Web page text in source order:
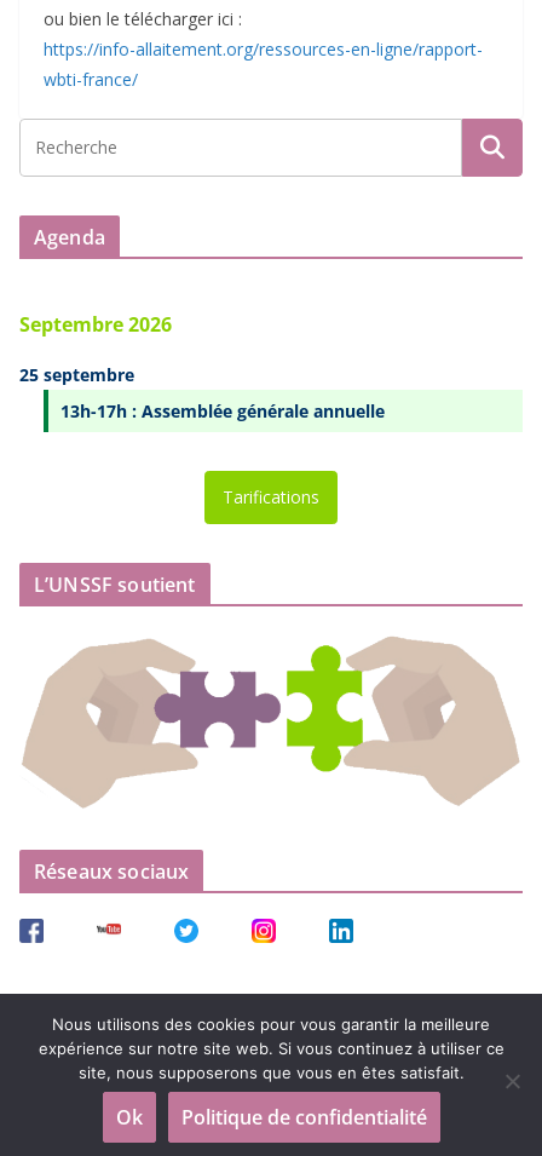
ou bien le télécharger ici :
https://info-allaitement.org/ressources-en-ligne/rapport-
wbti-france/
Agenda
Septembre 2026
25 septembre
13h-17h : Assemblée générale annuelle
Tarifications
L’UNSSF soutient
Réseaux sociaux
Copyright © 2026UNSSF – Union Nationale et Syndicale des
Sages-Femmes. Tous droits réservés.
Nous utilisons des cookies pour vous garantir la meilleure
expérience sur notre site web. Si vous continuez à utiliser ce
site, nous supposerons que vous en êtes satisfait.
Ok Politique de confidentialité